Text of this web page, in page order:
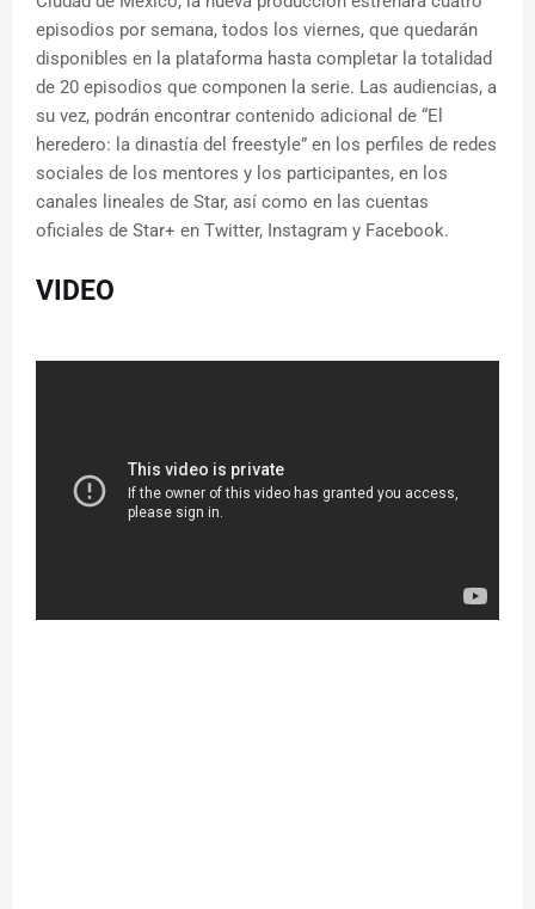
episodios por semana, todos los viernes, que quedarán
disponibles en la plataforma hasta completar la totalidad
de 20 episodios que componen la serie. Las audiencias, a
su vez, podrán encontrar contenido adicional de “El
heredero: la dinastía del freestyle” en los perfiles de redes
sociales de los mentores y los participantes, en los
canales lineales de Star, así como en las cuentas
oficiales de Star+ en Twitter, Instagram y Facebook.
VIDEO